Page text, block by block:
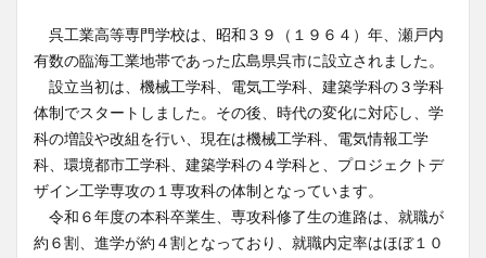
呉工業高等専門学校は、昭和３９（１９６４）年、瀬戸内
有数の臨海工業地帯であった広島県呉市に設立されました。
設立当初は、機械工学科、電気工学科、建築学科の３学科
体制でスタートしました。その後、時代の変化に対応し、学
科の増設や改組を行い、現在は機械工学科、電気情報工学
科、環境都市工学科、建築学科の４学科と、プロジェクトデ
ザイン工学専攻の１専攻科の体制となっています。
令和６年度の本科卒業生、専攻科修了生の進路は、就職が
約６割、進学が約４割となっており、就職内定率はほぼ１０